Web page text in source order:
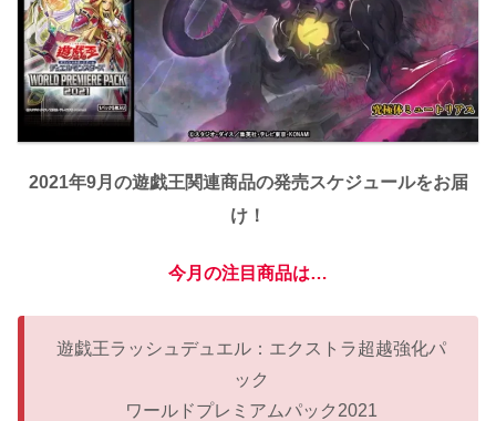
2021年9月の遊戯王関連商品の発売スケジュールをお届
け！
今月の注目商品は…
遊戯王ラッシュデュエル：エクストラ超越強化パ
ック
ワールドプレミアムパック2021